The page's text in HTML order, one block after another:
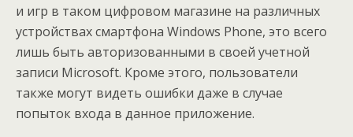
и игр в таком цифровом магазине на различных
устройствах смартфона Windows Phone, это всего
лишь быть авторизованными в своей учетной
записи Microsoft. Кроме этого, пользователи
также могут видеть ошибки даже в случае
попыток входа в данное приложение.